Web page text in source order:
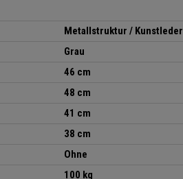
Metallstruktur / Kunstleder
Grau
46 cm
48 cm
41 cm
38 cm
Ohne
100 kg